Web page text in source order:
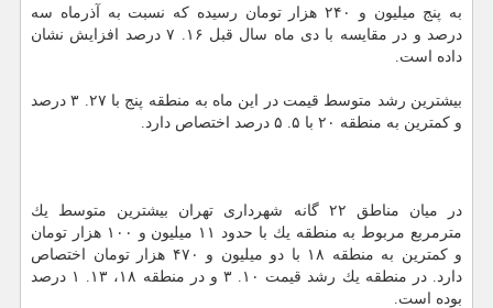
به پنج میلیون و ۲۴۰ هزار تومان رسیده كه نسبت به آذرماه سه
درصد و در مقایسه با دی ماه سال قبل ۱۶. ۷ درصد افزایش نشان
داده است.
بیشترین رشد متوسط قیمت در این ماه به منطقه پنج با ۲۷. ۳ درصد
و كمترین به منطقه ۲۰ با ۵. ۵ درصد اختصاص دارد.
در میان مناطق ۲۲ گانه شهرداری تهران بیشترین متوسط یك
مترمربع مربوط به منطقه یك با حدود ۱۱ میلیون و ۱۰۰ هزار تومان
و كمترین به منطقه ۱۸ با دو میلیون و ۴۷۰ هزار تومان اختصاص
دارد. در منطقه یك رشد قیمت ۱۰. ۳ و در منطقه ۱۸، ۱۳. ۱ درصد
بوده است.